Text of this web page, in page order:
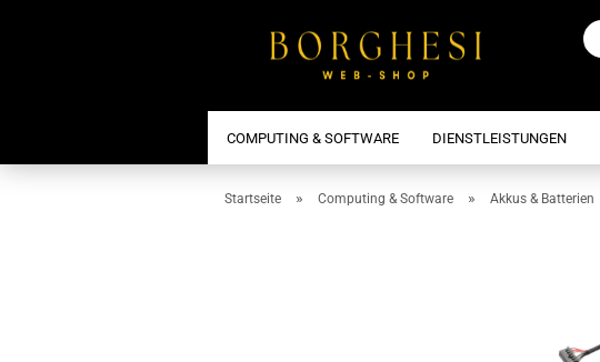
COMPUTING & SOFTWARE DIENSTLEISTUNGEN
Startseite » Computing & Software » Akkus & Batterien